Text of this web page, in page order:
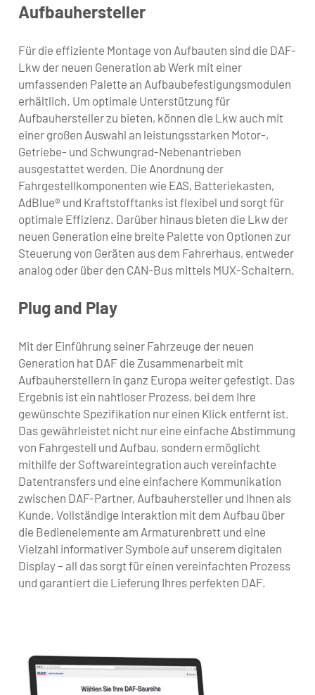
Aufbauhersteller
Für die effiziente Montage von Aufbauten sind die DAF-
Lkw der neuen Generation ab Werk mit einer
umfassenden Palette an Aufbaubefestigungsmodulen
erhältlich. Um optimale Unterstützung für
Aufbauhersteller zu bieten, können die Lkw auch mit
einer großen Auswahl an leistungsstarken Motor-,
Getriebe- und Schwungrad-Nebenantrieben
ausgestattet werden. Die Anordnung der
Fahrgestellkomponenten wie EAS, Batteriekasten,
AdBlue® und Kraftstofftanks ist flexibel und sorgt für
optimale Effizienz. Darüber hinaus bieten die Lkw der
neuen Generation eine breite Palette von Optionen zur
Steuerung von Geräten aus dem Fahrerhaus, entweder
analog oder über den CAN-Bus mittels MUX-Schaltern.
Plug and Play
Mit der Einführung seiner Fahrzeuge der neuen
Generation hat DAF die Zusammenarbeit mit
Aufbauherstellern in ganz Europa weiter gefestigt. Das
Ergebnis ist ein nahtloser Prozess, bei dem Ihre
gewünschte Spezifikation nur einen Klick entfernt ist.
Das gewährleistet nicht nur eine einfache Abstimmung
von Fahrgestell und Aufbau, sondern ermöglicht
mithilfe der Softwareintegration auch vereinfachte
Datentransfers und eine einfachere Kommunikation
zwischen DAF-Partner, Aufbauhersteller und Ihnen als
Kunde. Vollständige Interaktion mit dem Aufbau über
die Bedienelemente am Armaturenbrett und eine
Vielzahl informativer Symbole auf unserem digitalen
Display – all das sorgt für einen vereinfachten Prozess
und garantiert die Lieferung Ihres perfekten DAF.